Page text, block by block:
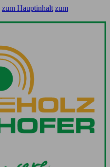
zum Hauptinhalt zum